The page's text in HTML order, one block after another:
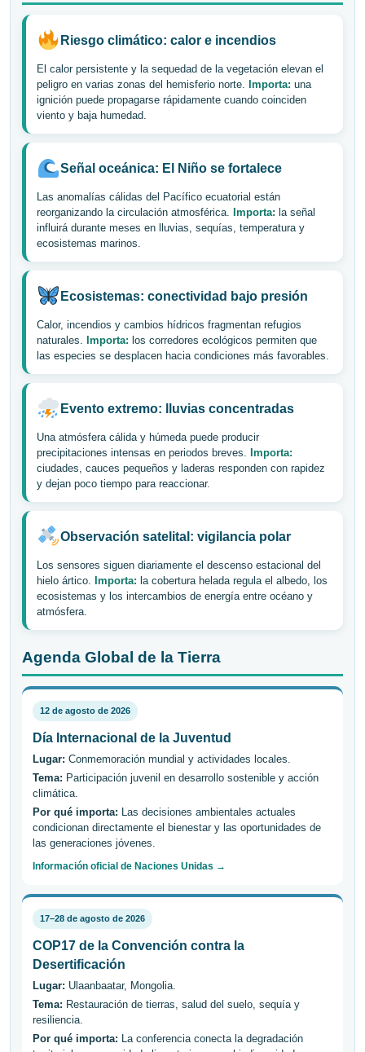
Riesgo climático: calor e incendios
El calor persistente y la sequedad de la vegetación elevan el
peligro en varias zonas del hemisferio norte. Importa: una
ignición puede propagarse rápidamente cuando coinciden
viento y baja humedad.
Señal oceánica: El Niño se fortalece
Las anomalías cálidas del Pacífico ecuatorial están
reorganizando la circulación atmosférica. Importa: la señal
influirá durante meses en lluvias, sequías, temperatura y
ecosistemas marinos.
Ecosistemas: conectividad bajo presión
Calor, incendios y cambios hídricos fragmentan refugios
naturales. Importa: los corredores ecológicos permiten que
las especies se desplacen hacia condiciones más favorables.
Evento extremo: lluvias concentradas
Una atmósfera cálida y húmeda puede producir
precipitaciones intensas en periodos breves. Importa:
ciudades, cauces pequeños y laderas responden con rapidez
y dejan poco tiempo para reaccionar.
Observación satelital: vigilancia polar
Los sensores siguen diariamente el descenso estacional del
hielo ártico. Importa: la cobertura helada regula el albedo, los
ecosistemas y los intercambios de energía entre océano y
atmósfera.
Agenda Global de la Tierra
12 de agosto de 2026
Día Internacional de la Juventud
Lugar: Conmemoración mundial y actividades locales.
Tema: Participación juvenil en desarrollo sostenible y acción
climática.
Por qué importa: Las decisiones ambientales actuales
condicionan directamente el bienestar y las oportunidades de
las generaciones jóvenes.
Información oficial de Naciones Unidas →
17–28 de agosto de 2026
COP17 de la Convención contra la
Desertificación
Lugar: Ulaanbaatar, Mongolia.
Tema: Restauración de tierras, salud del suelo, sequía y
resiliencia.
Por qué importa: La conferencia conecta la degradación